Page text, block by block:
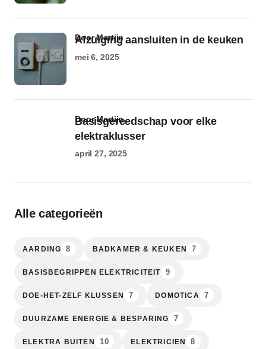
Afzuiging aansluiten in de keuken
door Martijn
mei 6, 2025
Basisgereedschap voor elke
elektraklusser
door Martijn
april 27, 2025
Alle categorieën
AARDING 8 BADKAMER & KEUKEN 7
BASISBEGRIPPEN ELEKTRICITEIT 9
DOE-HET-ZELF KLUSSEN 7 DOMOTICA 7
DUURZAME ENERGIE & BESPARING 7
ELEKTRA BUITEN 10 ELEKTRICIEN 8